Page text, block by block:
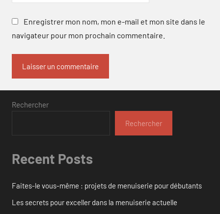
Enregistrer mon nom, mon e-mail et mon site dans le
navigateur pour mon prochain commentaire.
Rechercher
Rechercher
Recent Posts
Faites-le vous-même : projets de menuiserie pour débutants
Les secrets pour exceller dans la menuiserie actuelle